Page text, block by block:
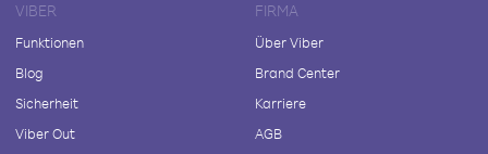
VIBER
Funktionen
Blog
Sicherheit
Viber Out
FIRMA
Über Viber
Brand Center
Karriere
AGB